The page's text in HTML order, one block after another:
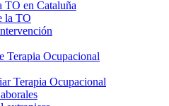
TO en Cataluña
la TO
Terapia Ocupacional
Terapia Ocupacional